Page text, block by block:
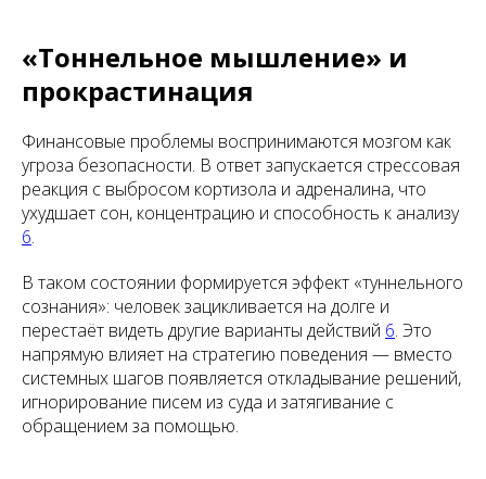
«Тоннельное мышление» и
прокрастинация
Финансовые проблемы воспринимаются мозгом как
угроза безопасности. В ответ запускается стрессовая
реакция с выбросом кортизола и адреналина, что
ухудшает сон, концентрацию и способность к анализу
6.
В таком состоянии формируется эффект «туннельного
сознания»: человек зацикливается на долге и
перестаёт видеть другие варианты действий 6. Это
напрямую влияет на стратегию поведения — вместо
системных шагов появляется откладывание решений,
игнорирование писем из суда и затягивание с
обращением за помощью.